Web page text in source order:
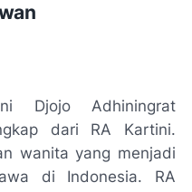
Djojo Adhiningrat
dari RA Kartini.
wanita yang menjadi
di Indonesia. RA